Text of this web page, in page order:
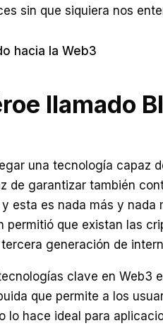
sin que siquiera nos
llamado
una tecnología capaz
de garantizar también
esta es nada más y
permitió que existan las
generación de
clave en Web3
que permite a los
lo hace ideal para